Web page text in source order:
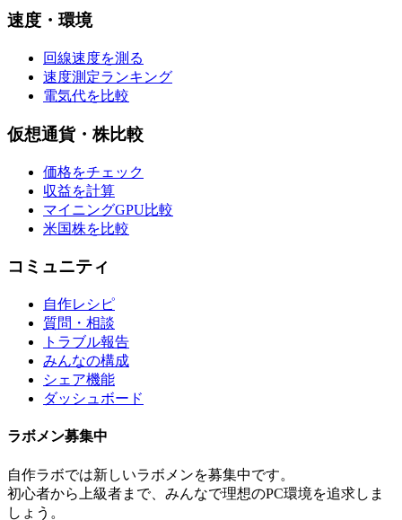
速度・環境
回線速度を測る
速度測定ランキング
電気代を比較
仮想通貨・株比較
価格をチェック
収益を計算
マイニングGPU比較
米国株を比較
コミュニティ
自作レシピ
質問・相談
トラブル報告
みんなの構成
シェア機能
ダッシュボード
ラボメン募集中
自作ラボでは新しいラボメンを募集中です。
初心者から上級者まで、みんなで理想のPC環境を追求しま
しょう。